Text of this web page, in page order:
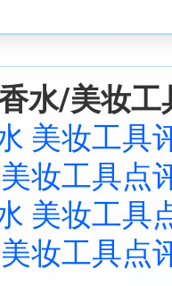
水/美妆工
美妆工具
妆工具点
美妆工具
妆工具点